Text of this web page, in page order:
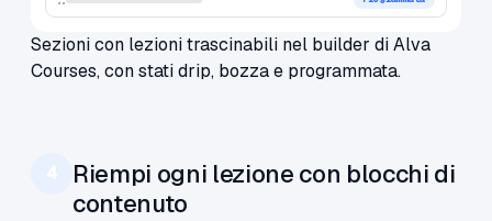
Sezioni con lezioni trascinabili nel builder di Alva
Courses, con stati drip, bozza e programmata.
Riempi ogni lezione con blocchi di
contenuto